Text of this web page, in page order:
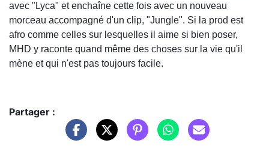
avec "Lyca" et enchaîne cette fois avec un nouveau
morceau accompagné d'un clip, "Jungle". Si la prod est
afro comme celles sur lesquelles il aime si bien poser,
MHD y raconte quand même des choses sur la vie qu'il
mène et qui n'est pas toujours facile.
Partager :